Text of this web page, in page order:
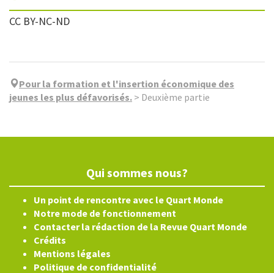
CC BY-NC-ND
Pour la formation et l'insertion économique des
jeunes les plus défavorisés. > Deuxième partie
Qui sommes nous?
Un point de rencontre avec le Quart Monde
Notre mode de fonctionnement
Contacter la rédaction de la Revue Quart Monde
Crédits
Mentions légales
Politique de confidentialité